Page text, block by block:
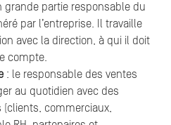
grande partie responsable du
par l’entreprise. Il travaille
avec la direction, à qui il doit
compte.
: le responsable des ventes
au quotidien avec des
(clients, commerciaux,